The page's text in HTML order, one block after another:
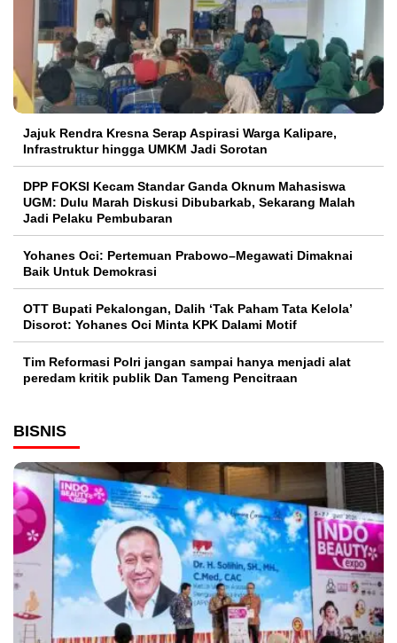
Jajuk Rendra Kresna Serap Aspirasi Warga Kalipare,
Infrastruktur hingga UMKM Jadi Sorotan
DPP FOKSI Kecam Standar Ganda Oknum Mahasiswa
UGM: Dulu Marah Diskusi Dibubarkab, Sekarang Malah
Jadi Pelaku Pembubaran
Yohanes Oci: Pertemuan Prabowo–Megawati Dimaknai
Baik Untuk Demokrasi
OTT Bupati Pekalongan, Dalih ‘Tak Paham Tata Kelola’
Disorot: Yohanes Oci Minta KPK Dalami Motif
Tim Reformasi Polri jangan sampai hanya menjadi alat
peredam kritik publik Dan Tameng Pencitraan
BISNIS